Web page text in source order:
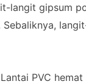
langit gipsum
Sebaliknya,
PVC hemat